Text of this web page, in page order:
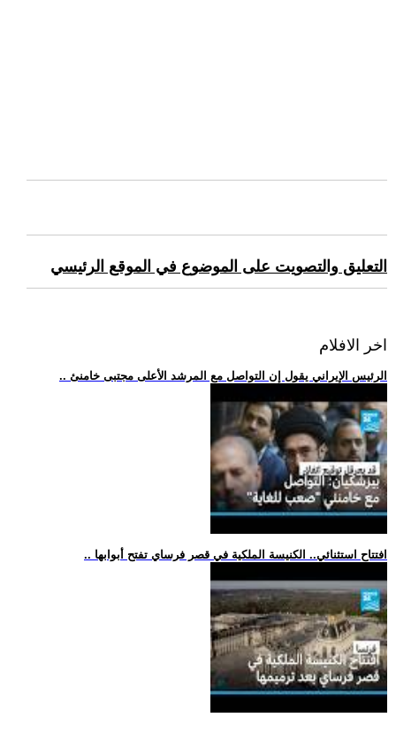
التعليق والتصويت على الموضوع في الموقع الرئيسي
اخر الافلام
.. الرئيس الإيراني يقول إن التواصل مع المرشد الأعلى مجتبى خامنئ
.. افتتاح استثنائي.. الكنيسة الملكية في قصر فرساي تفتح أبوابها